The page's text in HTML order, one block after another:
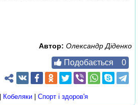
Автор: Олександр Діденко
Подобається 0
Кобеляки Спорт і здоров'я